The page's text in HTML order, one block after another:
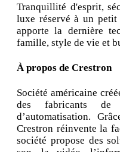
Tranquillité d'esprit,
luxe réservé à un
apporte la dernière
famille, style de vie et
À propos de Crestron
Société américaine
des fabricants de
d’automatisation.
Crestron réinvente la
société propose des